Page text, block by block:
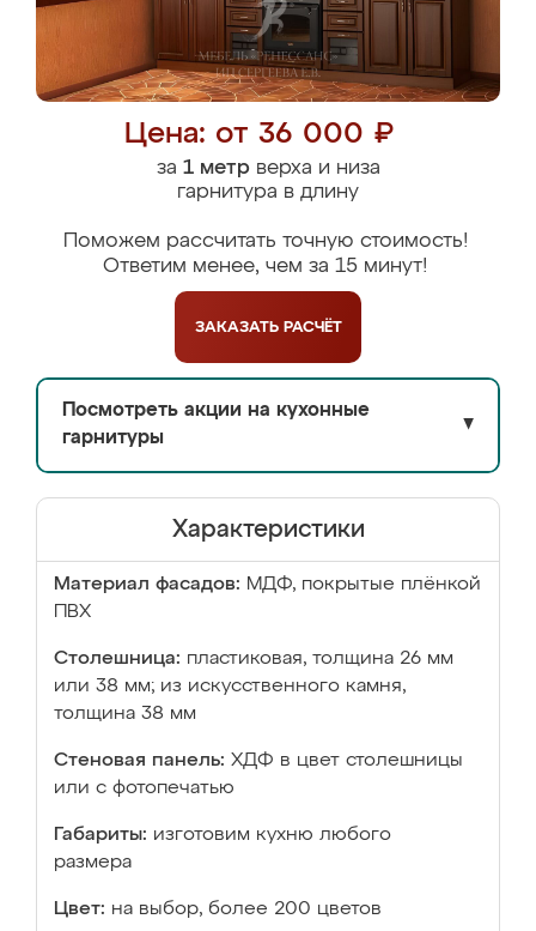
Цена: от 36 000 ₽
за 1 метрверха и низа
гарнитура в длину
Поможем рассчитать точную стоимость!
Ответим менее, чем за 15 минут!
ЗАКАЗАТЬ РАСЧЁТ
Посмотреть акции на кухонные
гарнитуры
▼
Характеристики
Материал фасадов: МДФ, покрытые плёнкой
ПВХ
Столешница: пластиковая, толщина 26 мм
или 38 мм; из искусственного камня,
толщина 38 мм
Стеновая панель: ХДФ в цвет столешницы
или с фотопечатью
Габариты: изготовим кухню любого
размера
Цвет: на выбор, более 200 цветов